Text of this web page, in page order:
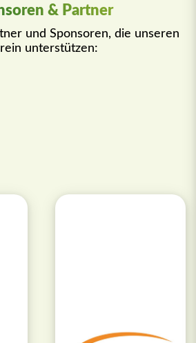
& Partner
und Sponsoren, die unseren
unterstützen: